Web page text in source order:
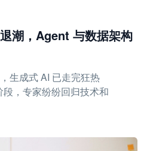
潮，Agent 与数据架构
生成式 AI 已走完狂热
，专家纷纷回归技术和